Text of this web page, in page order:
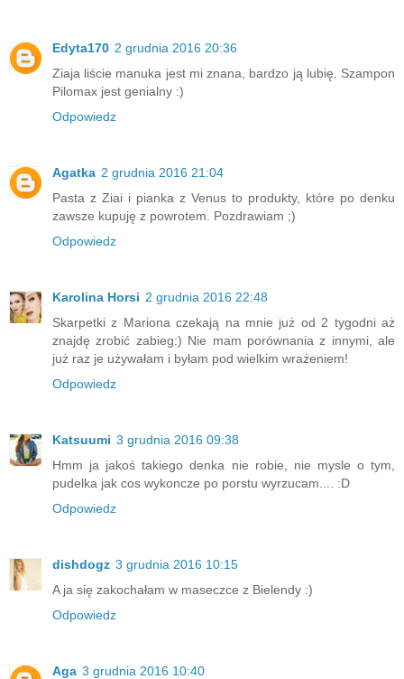
Edyta170 2 grudnia 2016 20:36
Ziaja liście manuka jest mi znana, bardzo ją lubię. Szampon
Pilomax jest genialny :)
Odpowiedz
Agatka 2 grudnia 2016 21:04
Pasta z Ziai i pianka z Venus to produkty, które po denku
zawsze kupuję z powrotem. Pozdrawiam ;)
Odpowiedz
Karolina Horsi 2 grudnia 2016 22:48
Skarpetki z Mariona czekają na mnie już od 2 tygodni aż
znajdę zrobić zabieg:) Nie mam porównania z innymi, ale
już raz je używałam i byłam pod wielkim wrażeniem!
Odpowiedz
Katsuumi 3 grudnia 2016 09:38
Hmm ja jakoś takiego denka nie robie, nie mysle o tym,
pudelka jak cos wykoncze po porstu wyrzucam.... :D
Odpowiedz
dishdogz 3 grudnia 2016 10:15
A ja się zakochałam w maseczce z Bielendy :)
Odpowiedz
Aga 3 grudnia 2016 10:40